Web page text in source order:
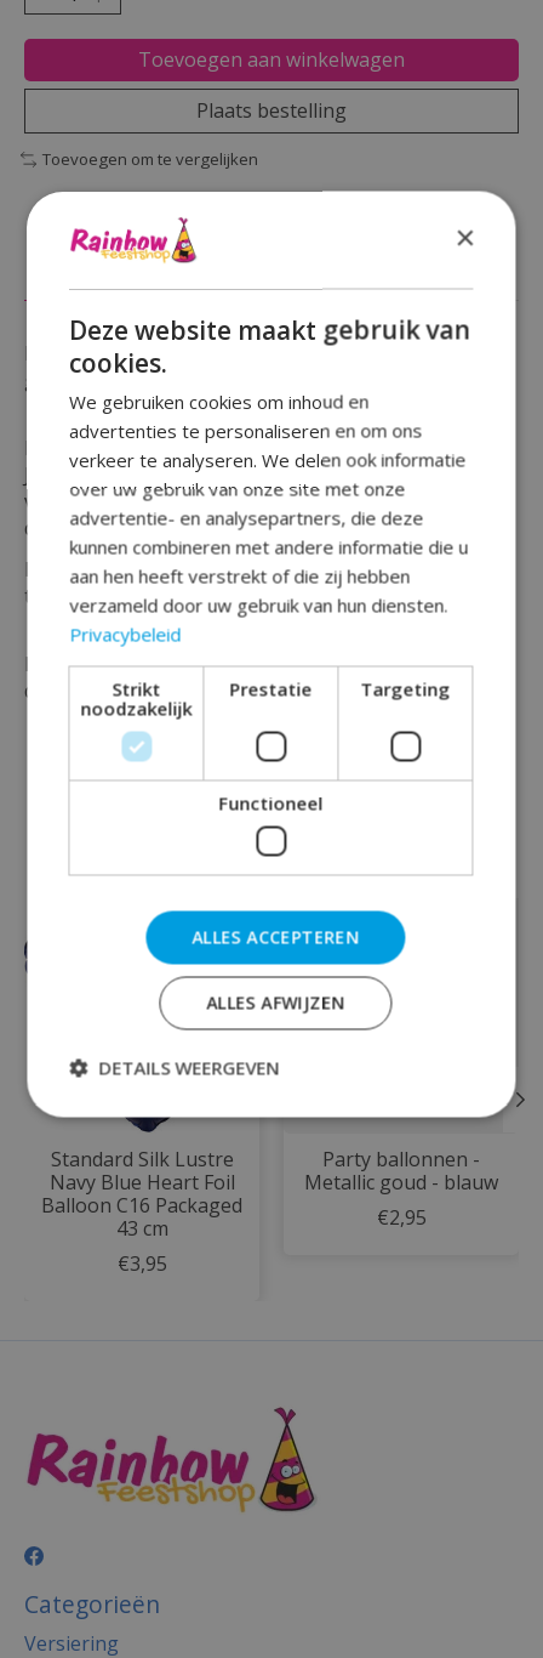
Toevoegen aan winkelwagen
Plaats bestelling
Toevoegen om te vergelijken
Liefhebber van blauw en heb je een verjaardag of
gelegenheid te vieren van 50 jaar ?
Bekijk dan zeker deze '' Borden Elegant True Blue 50
Jaar 23cm - 8 stuks '' welke geschikt zijn voor een
verjaardag, (thema) feest of voor sarah en abraham's
die deze mijlpaal vieren.
De borden zijn van papier met afgebeelde cijfers en
tekst Happy 50 en zijn verpakt per 8 stuks.
Maak jouw feest compleet en bestel vandaag nog
deze blauwe 50 borden bij Rainbow Feestshop!
Dit vind je misschien ook leuk
Items van productcarrousel
Standard Silk Lustre
Navy Blue Heart Foil
Balloon C16 Packaged
43 cm
€3,95
Party ballonnen -
Metallic goud - blauw
€2,95
Categorieën
Versiering
×
Deze website maakt gebruik van
cookies.
We gebruiken cookies om inhoud en
advertenties te personaliseren en om ons
verkeer te analyseren. We delen ook informatie
over uw gebruik van onze site met onze
advertentie- en analysepartners, die deze
kunnen combineren met andere informatie die u
aan hen heeft verstrekt of die zij hebben
verzameld door uw gebruik van hun diensten.
Privacybeleid
Strikt
noodzakelijk
Prestatie Targeting
Functioneel
ALLES ACCEPTEREN
ALLES AFWIJZEN
DETAILS WEERGEVEN